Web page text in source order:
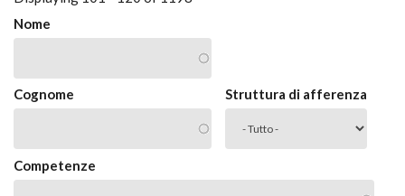
Nome
Cognome Struttura di afferenza
Competenze